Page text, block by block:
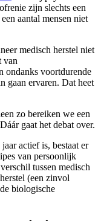
zijn slechts een
aantal mensen niet
medisch herstel niet
van
ondanks voortdurende
gaan ervaren. Dat heet
zo bereiken we een
gaat het debat over.
actief is, bestaat er
van persoonlijk
tussen medisch
(een zinvol
biologische